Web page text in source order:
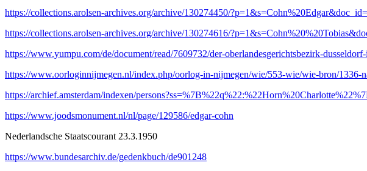
https://collections.arolsen-archives.org/archive/130274450/
https://collections.arolsen-archives.org/archive/130274616/
https://www.yumpu.com/de/document/read/7609732/der-oberlandesgerichtsbezirk-
https://www.oorloginnijmegen.nl/index.php/oorlog-in-nijmegen/wie/553-wie/wie-bron/1336-
https://archief.amsterdam/indexen/
https://www.joodsmonument.nl/nl/page/129586/edgar-cohn
Nederlandsche Staatscourant 23.3.1950
https://www.bundesarchiv.de/gedenkbuch/de901248